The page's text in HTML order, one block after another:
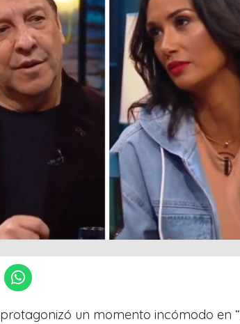
protagonizó un momento incómodo en “